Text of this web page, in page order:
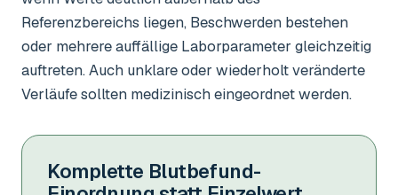
Referenzbereichs liegen, Beschwerden bestehen
oder mehrere auffällige Laborparameter gleichzeitig
auftreten. Auch unklare oder wiederholt veränderte
Verläufe sollten medizinisch eingeordnet werden.
Komplette Blutbefund-